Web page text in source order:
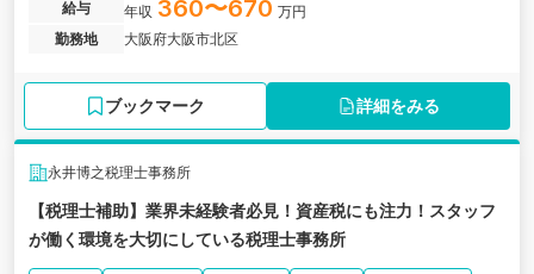
給与 年収 360〜670 万円
勤務地
大阪府大阪市北区
ブックマーク 詳細をみる
永井博之税理士事務所
【税理士補助】業界未経験者必見！資産税にも注力！スタッフ
が働く環境を大切にしている税理士事務所